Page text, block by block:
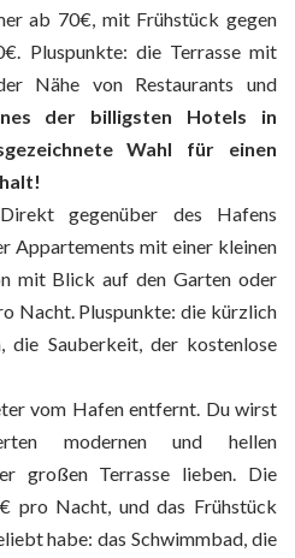
ab 70€, mit Frühstück gegen
Pluspunkte: die Terrasse mit
Nähe von Restaurants und
der billigsten Hotels in
Wahl für einen
Direkt gegenüber des Hafens
Appartements mit einer kleinen
mit Blick auf den Garten oder
Nacht. Pluspunkte: die kürzlich
die Sauberkeit, der kostenlose
vom Hafen entfernt. Du wirst
modernen und hellen
großen Terrasse lieben. Die
pro Nacht, und das Frühstück
habe: das Schwimmbad, die